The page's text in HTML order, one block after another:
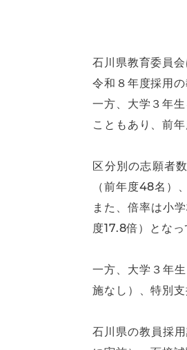
石川県教育委員
令和８年度採用
一方、大学３年
こともあり、前
区分別の志願者
（前年度48名）
また、倍率は小
度17.8倍）とな
一方、大学３年
施なし）、特別
石川県の教員採